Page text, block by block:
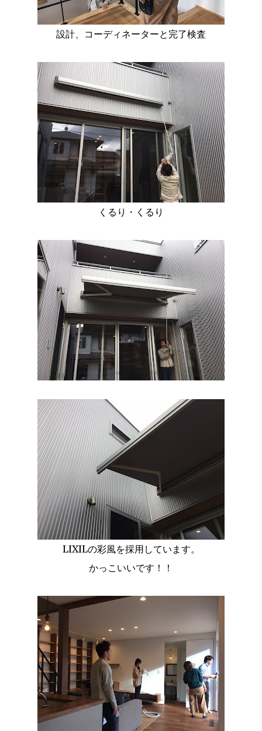
設計、コーディネーターと完了検査
くるり・くるり
LIXILの彩風を採用しています。
かっこいいです！！